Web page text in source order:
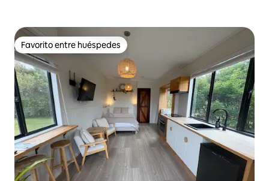
Favorito entre huéspedes
Favorito entre huéspedes